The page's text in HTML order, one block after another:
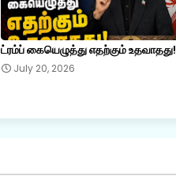
ட்ரம்ப் கையெழுத்து எதற்கும் உதவாதது!
July 20, 2026